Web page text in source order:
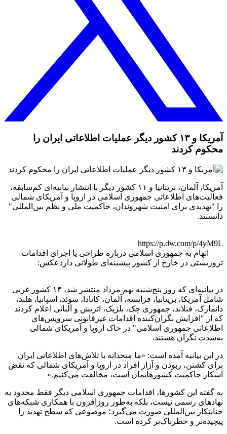
آمریکا و ۱۳ کشور دیگر عملیات اطلاعاتی ایران را
محکوم کردند
آمریکا، آلمان، بریتانیا و ۱۱ کشور دیگر با انتشار بیانیه‌ای کم‌سابقه،
فعالیت‌های اطلاعاتی جمهوری اسلامی در اروپا و آمریکای شمالی
را "تهدیدی برای امنیت شهروندان، حاکمیت ملی و نظم بین‌المللی"
دانستند.
https://p.dw.com/p/4yM9L
اتهام به جمهوری اسلامی درباره طراحی یا اجرای اقدامات
تروریستی در خارج از کشور پیشینه‌ای طولانی داردعکس:
در بیانیه‌ای که روز پنج‌شنبه نهم مرداد منتشر شد، ۱۴ کشور غربی
شامل آمریکا، بریتانیا، فرانسه، آلمان، کانادا، سوئد، اسپانیا، هلند،
دانمارک، فنلاند، جمهوری چک، بلژیک، اتریش و آلبانی اعلام کردند
که از "افزایش نگران‌کننده اقدامات غیرقانونی سرویس‌های
اطلاعاتی جمهوری اسلامی" در خاک اروپا و آمریکای شمالی
به‌شدت نگران هستند.
در این بیانیه آمده است: «ما متحدانه با تلاش‌های اطلاعاتی ایران
برای کشتن، ربودن و آزار افراد در اروپا و آمریکای شمالی که نقض
آشکار حاکمیت کشورهایمان است، مخالفت می‌کنیم.»
به گفته این کشورها، اقدامات جمهوری اسلامی دیگر فقط محدود به
نهادهای رسمی نیست، بلکه به‌طور روزافزون با همکاری شبکه‌های
جنایتکار بین‌المللی صورت می‌گیرد؛ موضوعی که سطح تهدید را
پیچیده‌تر و خطرناک‌تر کرده است.